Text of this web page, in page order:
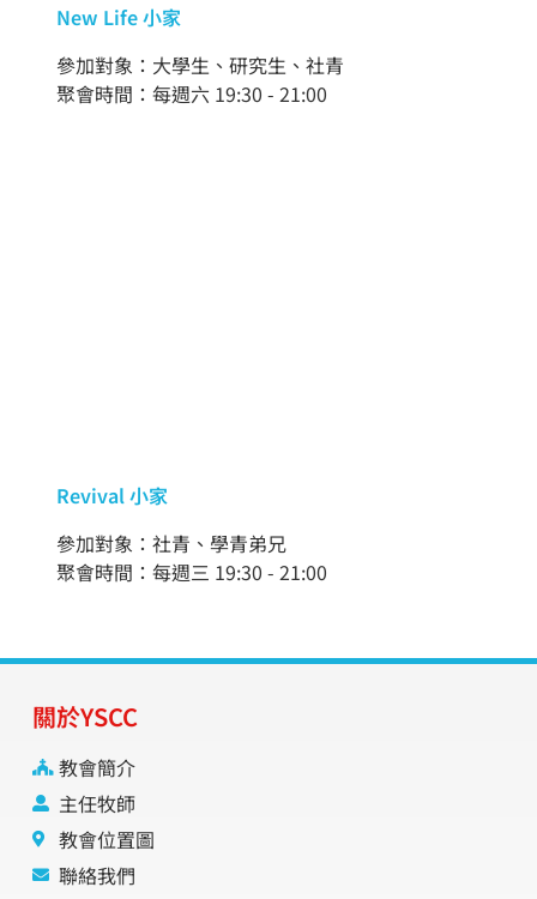
New Life 小家
參加對象：大學生、研究生、社青
聚會時間：每週六 19:30 - 21:00
Revival 小家
參加對象：社青、學青弟兄
聚會時間：每週三 19:30 - 21:00
關於YSCC
教會簡介
主任牧師
教會位置圖
聯絡我們